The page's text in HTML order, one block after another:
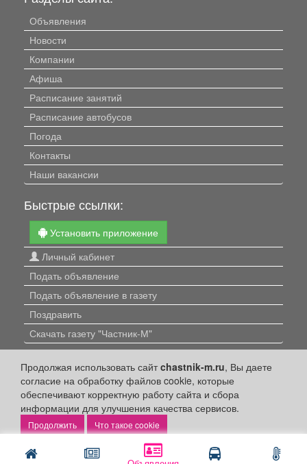
Продолжая использовать сайтchastnik-m.ru, Вы даете
согласие на обработку файлов cookie, которые
обеспечивают корректную работу сайта и сбора
информации для улучшения качества сервисов.
Что такое cookie
Объявления
Новости
Компании
Афиша
Расписание занятий
Расписание автобусов
Погода
Контакты
Наши вакансии
Быстрые ссылки:
Установить приложение
Личный кабинет
Подать объявление
Подать объявление в газету
Поздравить
Скачать газету "Частник-М"
Рекламодателям:
Бизнес-кабинет
Заказать рекламу
Оплата услуг:
Расценки